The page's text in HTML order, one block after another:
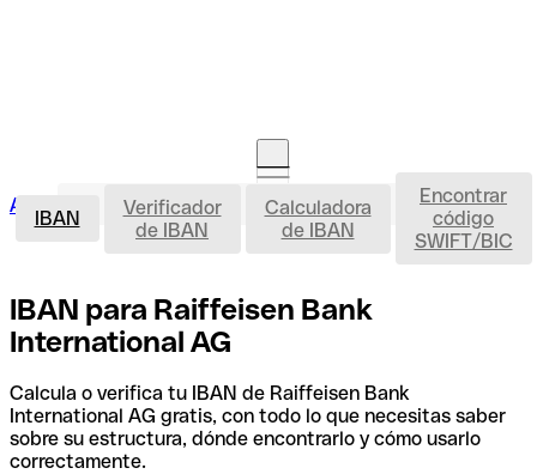
Acceso clientesAbrir cuenta IBAN
IBAN
Verificador
de IBAN
Calculadora
de IBAN
Encontrar
código
SWIFT/BIC
IBAN para Raiffeisen Bank
International AG
Calcula o verifica tu IBAN de Raiffeisen Bank
International AG gratis, con todo lo que necesitas saber
sobre su estructura, dónde encontrarlo y cómo usarlo
correctamente.